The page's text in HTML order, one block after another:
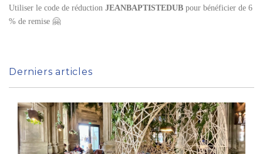
Utiliser le code de réduction JEANBAPTISTEDUB pour bénéficier de 6
% de remise 🤗
Derniers articles